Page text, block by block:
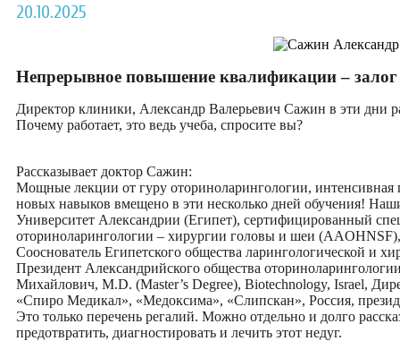
20.10.2025
Непрерывное повышение квалификации –
Директор клиники, Александр Валерьевич Сажин в эти дни
Почему работает, это ведь учеба, спросите вы?
Рассказывает доктор Сажин:
Мощные лекции от гуру оториноларингологии, интенсивная
новых навыков вмещено в эти несколько дней обучения!
Университет Александрии (Египет), сертифицированный
оториноларингологии – хирургии головы и шеи
Сооснователь Египетского общества ларингологической и
Президент Александрийского общества
Михайлович, M.D. (Master’s Degree), Biotechnology, Israel,
«Спиро Медикал», «Медоксима», «Слипскан», Россия,
Это только перечень регалий. Можно отдельно и долго
предотвратить, диагностировать и лечить этот недуг.